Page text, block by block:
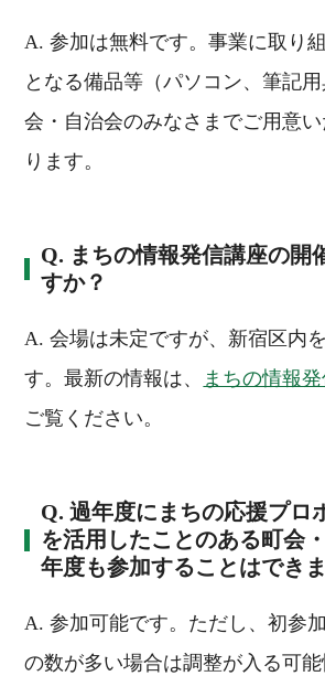
A. 参加は無料です。事業に取り
となる備品等（パソコン、筆記用
会・自治会のみなさまでご用意
ります。
Q. まちの情報発信講座の開
すか？
A. 会場は未定ですが、新宿区内
す。最新の情報は、
まちの情報
ご覧ください。
Q. 過年度にまちの応援プロ
を活用したことのある町会
年度も参加することはでき
A. 参加可能です。ただし、初参
の数が多い場合は調整が入る可能